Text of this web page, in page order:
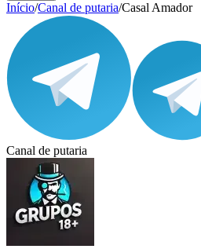
Início/Canal de putaria/Casal Amador
Canal de putaria